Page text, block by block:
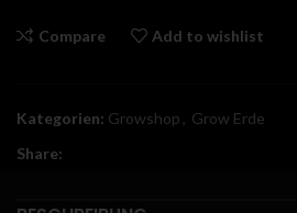
Compare Add to wishlist
Kategorien: Growshop , Grow Erde
Share: